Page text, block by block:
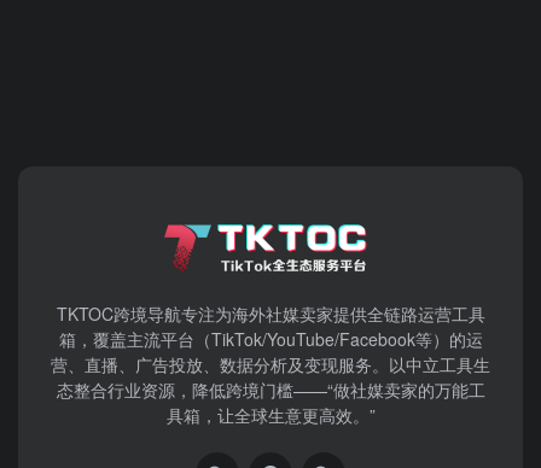
TKTOC跨境导航​专注为海外社媒卖家提供全链路运营工具
箱，覆盖主流平台（TikTok/YouTube/Facebook等）​的运
营、直播、广告投放、数据分析及变现服务。以中立工具生
态整合行业资源，降低跨境门槛——“做社媒卖家的万能工
具箱，让全球生意更高效。”